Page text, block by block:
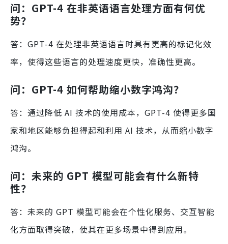
问：GPT-4 在非英语语言处理方面有何优
势？
答：GPT-4 在处理非英语语言时具有更高的标记化效
率，使得这些语言的处理速度更快，准确性更高。
问：GPT-4 如何帮助缩小数字鸿沟？
答：通过降低 AI 技术的使用成本，GPT-4 使得更多国
家和地区能够负担得起和利用 AI 技术，从而缩小数字
鸿沟。
问：未来的 GPT 模型可能会有什么新特
性？
答：未来的 GPT 模型可能会在个性化服务、交互智能
化方面取得突破，使其在更多场景中得到应用。